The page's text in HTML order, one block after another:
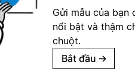
Gửi mẫu của bạn
nổi bật và thậm
chuột.
Bắt đầu →